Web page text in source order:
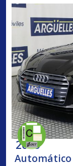
2018
Automático